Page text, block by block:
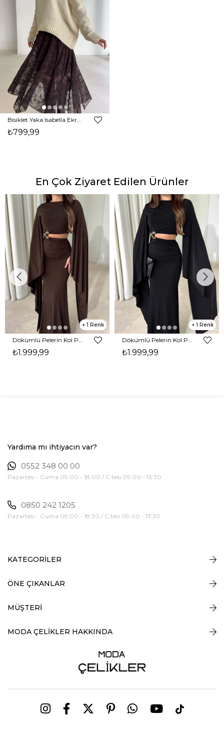
₺799,99
En Çok Ziyaret Edilen Ürünler
1
₺1.999,99
1
₺1.999,99
Yardıma mı ihtiyacın var?
0552 348 00 00
Pazartesi - Cuma 09:00 - 18:00 / C.tesi 09:00 - 13:30
0850 242 1205
Pazartesi - Cuma 09:00 - 18:30 / C.tesi 09:00 - 13:30
KATEGORİLER
ÖNE ÇIKANLAR
MÜŞTERİ
MODA ÇELİKLER HAKKINDA